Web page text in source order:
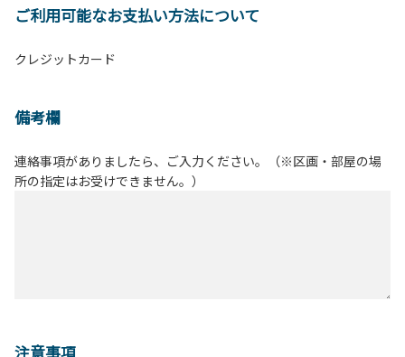
ご利用可能なお支払い方法について
クレジットカード
備考欄
連絡事項がありましたら、ご入力ください。（※区画・部屋の場
所の指定はお受けできません。）
注意事項